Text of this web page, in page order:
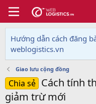
Hướng dẫn cách đăng
weblogistics.vn
Giao lưu cộng đồng
Chia sẻ Cách tính
giảm trừ mới